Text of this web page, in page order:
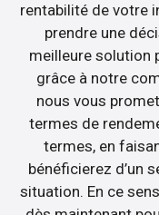
rentabilité de votre
prendre une
meilleure solution
grâce à notre
nous vous
termes de
termes, en
bénéficierez d’un
situation. En ce